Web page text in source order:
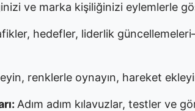
ve marka kişiliğinizi eylemlerle
hedefler, liderlik
renklerle oynayın, hareket
Adım adım kılavuzlar, testler ve